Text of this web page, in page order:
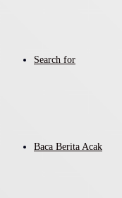
Search for
Baca Berita Acak